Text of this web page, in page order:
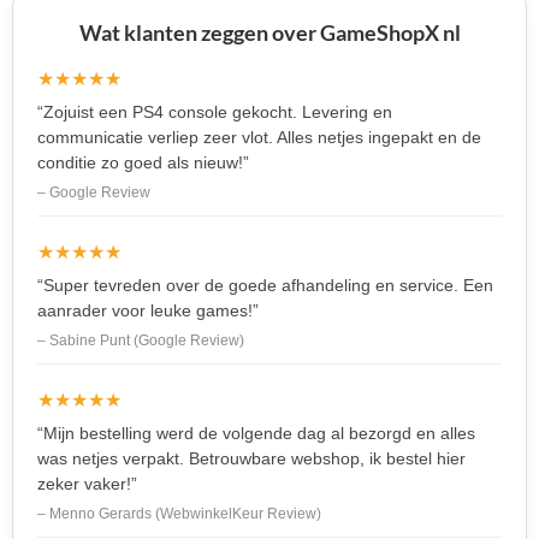
Wat klanten zeggen over GameShopX nl
★★★★★
“Zojuist een PS4 console gekocht. Levering en
communicatie verliep zeer vlot. Alles netjes ingepakt en de
conditie zo goed als nieuw!”
– Google Review
★★★★★
“Super tevreden over de goede afhandeling en service. Een
aanrader voor leuke games!”
– Sabine Punt (Google Review)
★★★★★
“Mijn bestelling werd de volgende dag al bezorgd en alles
was netjes verpakt. Betrouwbare webshop, ik bestel hier
zeker vaker!”
– Menno Gerards (WebwinkelKeur Review)